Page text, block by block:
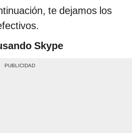
te dejamos los
Skype